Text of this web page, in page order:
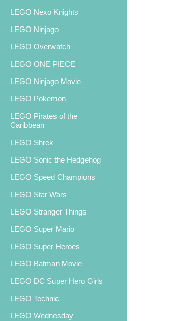
LEGO Nexo Knights
LEGO Ninjago
LEGO Overwatch
LEGO ONE PIECE
LEGO Ninjago Movie
LEGO Pokemon
LEGO Pirates of the
Caribbean
LEGO Shrek
LEGO Sonic the Hedgehog
LEGO Speed Champions
LEGO Star Wars
LEGO Stranger Things
LEGO Super Mario
LEGO Super Heroes
LEGO Batman Movie
LEGO DC Super Hero Girls
LEGO Technic
LEGO Wednesday